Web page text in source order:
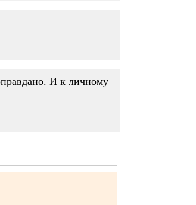
И к личному